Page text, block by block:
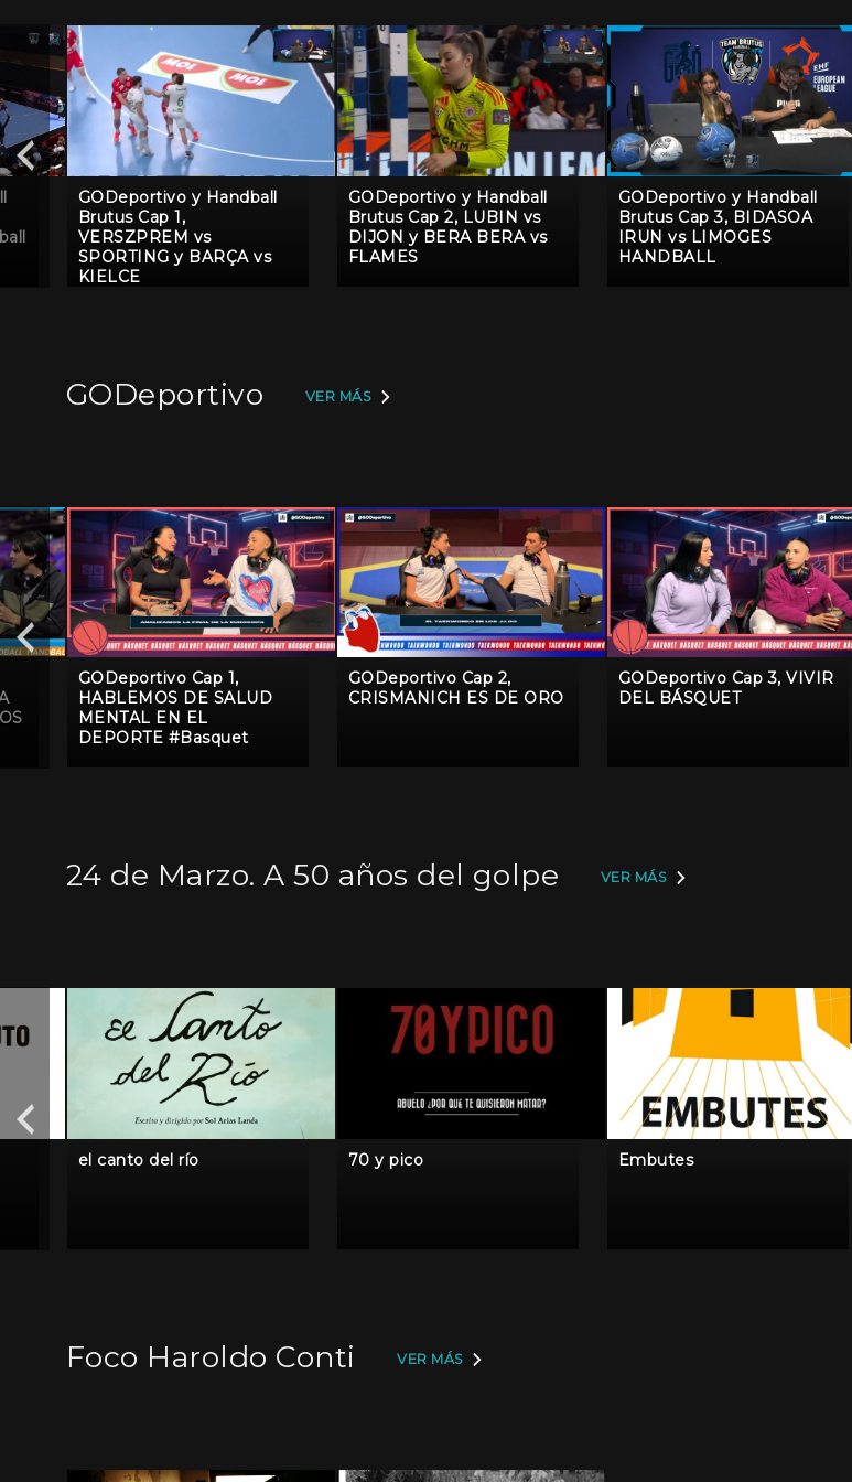
GODeportivo y Handball
Brutus Cap 1,
VERSZPREM vs
SPORTING y BARÇA vs
KIELCE
GODeportivo y Handball
Brutus Cap 2, LUBIN vs
DIJON y BERA BERA vs
FLAMES
GODeportivo y Handball
Brutus Cap 3, BIDASOA
IRUN vs LIMOGES
HANDBALL
GODeportivo
GODeportivo Cap 1,
HABLEMOS DE SALUD
MENTAL EN EL
DEPORTE #Basquet
GODeportivo Cap 2,
CRISMANICH ES DE ORO
GODeportivo Cap 3, VIVIR
DEL BÁSQUET
24 de Marzo. A 50 años del golpe
el canto del río 70 y pico Embutes
Foco Haroldo Conti